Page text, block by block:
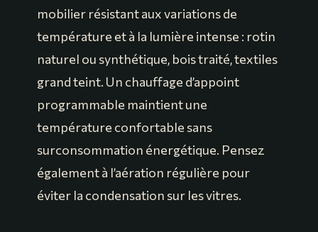
mobilier résistant aux variations de
température et à la lumière intense : rotin
naturel ou synthétique, bois traité, textiles
grand teint. Un chauffage d’appoint
programmable maintient une
température confortable sans
surconsommation énergétique. Pensez
également à l’aération régulière pour
éviter la condensation sur les vitres.